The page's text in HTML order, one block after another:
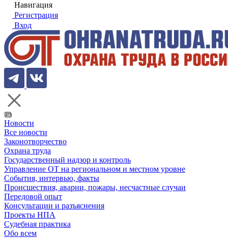
Навигация
Регистрация
Вход
Новости
Все новости
Законотворчество
Охрана труда
Государственный надзор и контроль
Управление ОТ на региональном и местном уровне
События, интервью, факты
Происшествия, аварии, пожары, несчастные случаи
Передовой опыт
Консультации и разъяснения
Проекты НПА
Судебная практика
Обо всем